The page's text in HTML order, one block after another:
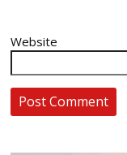
Website